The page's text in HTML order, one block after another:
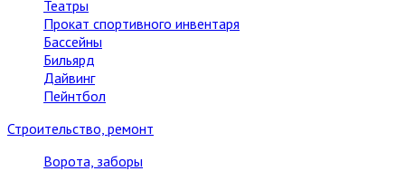
Театры
Прокат спортивного инвентаря
Бассейны
Бильярд
Дайвинг
Пейнтбол
Строительство, ремонт
Ворота, заборы